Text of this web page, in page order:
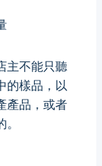
主不能只聽
的樣品，以
產品，或者